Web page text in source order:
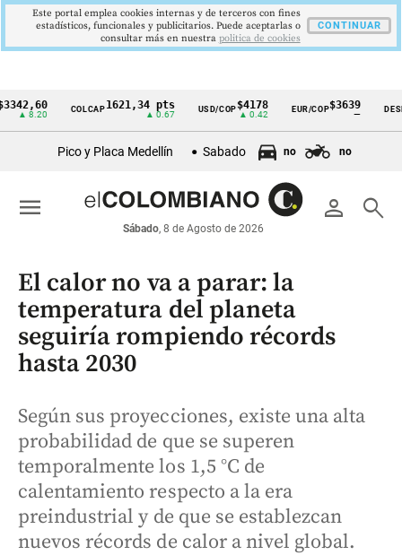
Cintillo
económicos
Colombia
COLCAP1621,34 pts USD/COP$4178
▲ 0.42
EUR/COP$3639
—
Pico y Placa Medellín Sabado no no
person search
Sábado, 8 de Agosto de 2026
menu
El calor no va a parar: la
temperatura del planeta
seguiría rompiendo récords
hasta 2030
Según sus proyecciones, existe una alta
probabilidad de que se superen
temporalmente los 1,5 °C de
calentamiento respecto a la era
preindustrial y de que se establezcan
nuevos récords de calor a nivel global.
Este portal emplea cookies internas y de terceros con fines
estadísticos, funcionales y publicitarios. Puede aceptarlas o
consultar más en nuestra politica de cookies
CONTINUAR